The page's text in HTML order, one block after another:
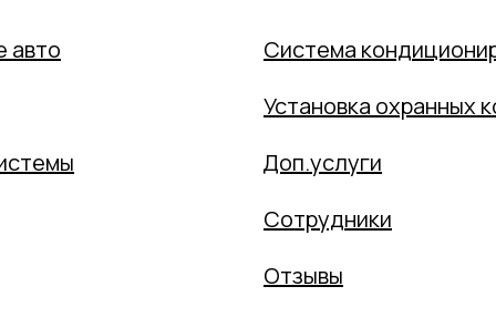
авто Система
Доп.услуги
Сотрудники
Отзывы
Установка охранных